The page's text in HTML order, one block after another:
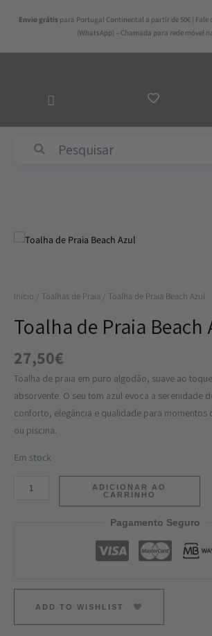
Envio grátis para Portugal Continental a partir de 50€ | Fale
(WhatsApp) – Chamada para rede móvel
Início / Toalhas de Praia / Toalha de Praia Beach Azul
Toalha de Praia Beach
27,50€
Toalha de praia em puro algodão, suave ao
absorvente. O seu tom azul evoca a serenidade
conforto, elegância e qualidade para momentos
ou piscina.
Em stock
Quantidade
de
Beach
ADICIONAR AO
CARRINHO
Pagamento Seguro
ADD TO WISHLIST